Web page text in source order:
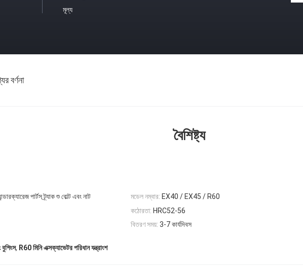
মূল্য
বর্ণনা
বৈশিষ্ট্য
পার্টস ট্র্যাক শু বোল্ট এবং নাট মডেল নম্বার: EX40 / EX45 / R60
কঠোরতা: HRC52-56
বিতরণ সময়: 3-7 কার্যদিবস
বুশিংস, R60 মিনি এক্সক্যাভেটর পরিধান যন্ত্রাংশ